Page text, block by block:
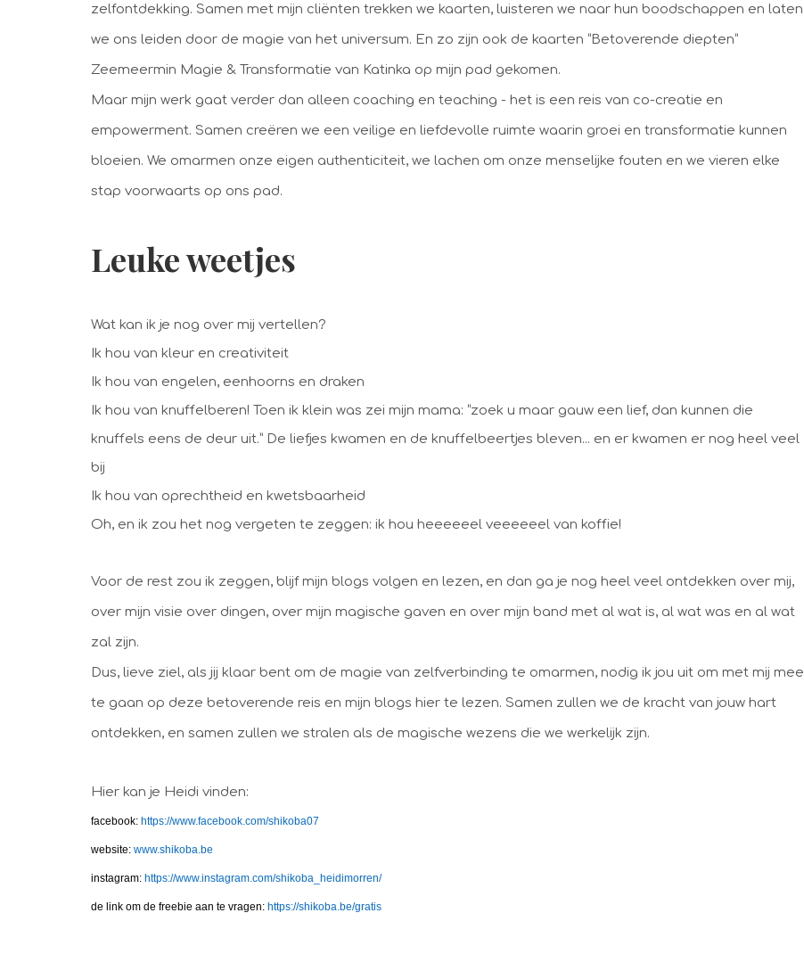
zelfontdekking. Samen met mijn cliënten trekken we kaarten, luisteren we naar hun boodschappen en laten
we ons leiden door de magie van het universum. En zo zijn ook de kaarten “Betoverende diepten”
Zeemeermin Magie & Transformatie van Katinka op mijn pad gekomen.
Maar mijn werk gaat verder dan alleen coaching en teaching - het is een reis van co-creatie en
empowerment. Samen creëren we een veilige en liefdevolle ruimte waarin groei en transformatie kunnen
bloeien. We omarmen onze eigen authenticiteit, we lachen om onze menselijke fouten en we vieren elke
stap voorwaarts op ons pad.
Leuke weetjes
Wat kan ik je nog over mij vertellen?
Ik hou van kleur en creativiteit
Ik hou van engelen, eenhoorns en draken
Ik hou van knuffelberen! Toen ik klein was zei mijn mama: “zoek u maar gauw een lief, dan kunnen die
knuffels eens de deur uit.” De liefjes kwamen en de knuffelbeertjes bleven... en er kwamen er nog heel veel
bij
Ik hou van oprechtheid en kwetsbaarheid
Oh, en ik zou het nog vergeten te zeggen: ik hou heeeeeel veeeeeel van koffie!
Voor de rest zou ik zeggen, blijf mijn blogs volgen en lezen, en dan ga je nog heel veel ontdekken over mij,
over mijn visie over dingen, over mijn magische gaven en over mijn band met al wat is, al wat was en al wat
zal zijn.
Dus, lieve ziel, als jij klaar bent om de magie van zelfverbinding te omarmen, nodig ik jou uit om met mij mee
te gaan op deze betoverende reis en mijn blogs hier te lezen. Samen zullen we de kracht van jouw hart
ontdekken, en samen zullen we stralen als de magische wezens die we werkelijk zijn.
Hier kan je Heidi vinden:
facebook: https://www.facebook.com/shikoba07
website: www.shikoba.be
instagram: https://www.instagram.com/shikoba_heidimorren/
de link om de freebie aan te vragen: https://shikoba.be/gratis